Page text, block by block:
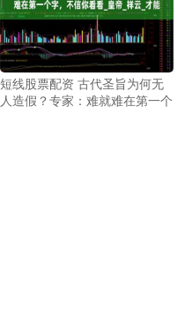
短线股票配资 古代圣旨为何无
人造假？专家：难就难在第一个